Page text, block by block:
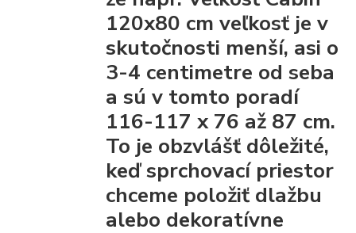
120x80 cm veľkosť je v
skutočnosti menší, asi o
3-4 centimetre od seba
a sú v tomto poradí
116-117 x 76 až 87 cm.
To je obzvlášť dôležité,
keď sprchovací priestor
chceme položiť dlažbu
alebo dekoratívne